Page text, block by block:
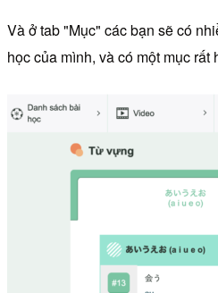
Và ở tab "Mục" các bạn sẽ có
học của mình, và có một mục